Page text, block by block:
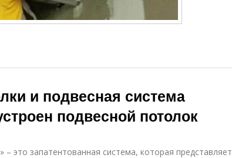
и подвесная система
подвесной потолок
– это запатентованная система, которая представляет